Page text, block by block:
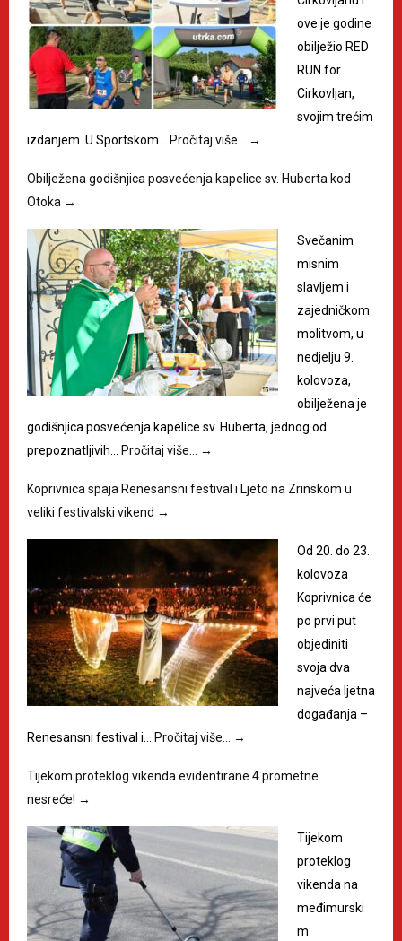
ove je godine
obilježio RED
RUN for
Cirkovljan,
svojim trećim
izdanjem. U Sportskom…
Pročitaj više… →
Obilježena godišnjica posvećenja kapelice sv. Huberta kod
Otoka →
Svečanim
misnim
slavljem i
zajedničkom
molitvom, u
nedjelju 9.
kolovoza,
obilježena je
godišnjica posvećenja kapelice sv. Huberta, jednog od
prepoznatljivih…
Pročitaj više… →
Koprivnica spaja Renesansni festival i Ljeto na Zrinskom u
veliki festivalski vikend →
Od 20. do 23.
kolovoza
Koprivnica će
po prvi put
objediniti
svoja dva
najveća ljetna
događanja –
Renesansni festival i…
Pročitaj više… →
Tijekom proteklog vikenda evidentirane 4 prometne
nesreće! →
Tijekom
proteklog
vikenda na
međimurski
m